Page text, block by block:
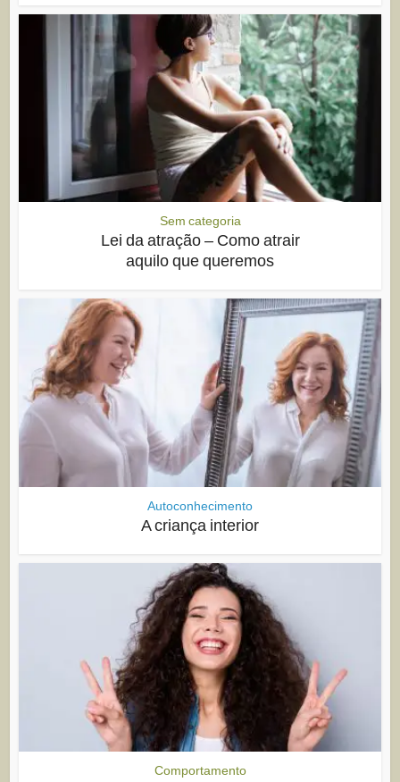
Sem categoria
Lei da atração – Como atrair
aquilo que queremos
Autoconhecimento
A criança interior
Comportamento